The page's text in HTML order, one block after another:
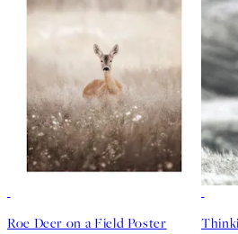
Roe Deer on a Field Poster